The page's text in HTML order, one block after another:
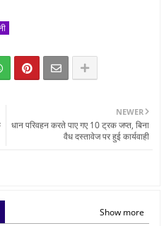
NEWER
धान परिवहन करते पाए गए 10 ट्रक जप्त, बिना
वैध दस्तावेज पर हुई कार्यवाही
Show more